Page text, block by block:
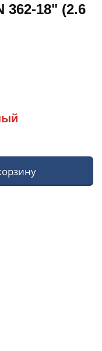
362-18" (2.6